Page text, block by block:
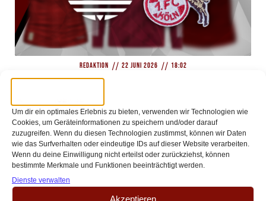
Um dir ein optimales Erlebnis zu bieten, verwenden wir Technologien wie
Cookies, um Geräteinformationen zu speichern und/oder darauf
zuzugreifen. Wenn du diesen Technologien zustimmst, können wir Daten
wie das Surfverhalten oder eindeutige IDs auf dieser Website verarbeiten.
Wenn du deine Einwilligung nicht erteilst oder zurückziehst, können
bestimmte Merkmale und Funktionen beeinträchtigt werden.
Dienste verwalten
Akzeptieren
Redaktion // 22 Juni 2026 // 18:02
FC x ADIDAS – Das erwartet uns!
Seit Mai vergangenen Jahres steht fest: Der 1. FC Köln kehrt nach 18
Jahren zum deutschen Sportartikelhersteller adidas zurück. Hummel
ermöglichte den vorzeitigen Ausstieg aus[…]